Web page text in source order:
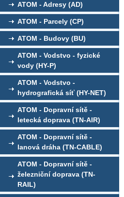
ATOM - Adresy (AD)
ATOM - Parcely (CP)
ATOM - Budovy (BU)
ATOM - Vodstvo - fyzické
vody (HY-P)
ATOM - Vodstvo -
hydrografická síť (HY-NET)
ATOM - Dopravní sítě -
letecká doprava (TN-AIR)
ATOM - Dopravní sítě -
lanová dráha (TN-CABLE)
ATOM - Dopravní sítě -
železniční doprava (TN-
RAIL)